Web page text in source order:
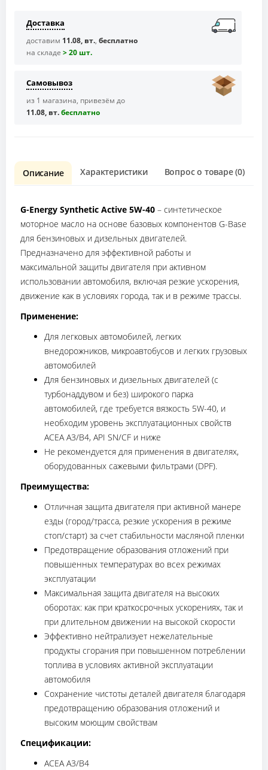
Доставка
доставим 11.08, вт., бесплатно
на складе > 20 шт.
Самовывоз
из 1 магазина, привезём до
11.08, вт.бесплaтно
Описание Характеристики Вопрос о товаре (0)
G-Energy Synthetic Active 5W-40 – синтетическое
моторное масло на основе базовых компонентов G-Base
для бензиновых и дизельных двигателей.
Предназначено для эффективной работы и
максимальной защиты двигателя при активном
использовании автомобиля, включая резкие ускорения,
движение как в условиях города, так и в режиме трассы.
Применение:
Для легковых автомобилей, легких
внедорожников, микроавтобусов и легких грузовых
автомобилей
Для бензиновых и дизельных двигателей (с
турбонаддувом и без) широкого парка
автомобилей, где требуется вязкость 5W-40, и
необходим уровень эксплуатационных свойств
ACEA A3/B4, API SN/CF и ниже
Не рекомендуется для применения в двигателях,
оборудованных сажевыми фильтрами (DPF).
Преимущества:
Отличная защита двигателя при активной манере
езды (город/трасса, резкие ускорения в режиме
стоп/старт) за счет стабильности масляной пленки
Предотвращение образования отложений при
повышенных температурах во всех режимах
эксплуатации
Максимальная защита двигателя на высоких
оборотах: как при краткосрочных ускорениях, так и
при длительном движении на высокой скорости
Эффективно нейтрализует нежелательные
продукты сгорания при повышенном потреблении
топлива в условиях активной эксплуатации
автомобиля
Сохранение чистоты деталей двигателя благодаря
предотвращению образования отложений и
высоким моющим свойствам
Спецификации:
ACEA A3/B4